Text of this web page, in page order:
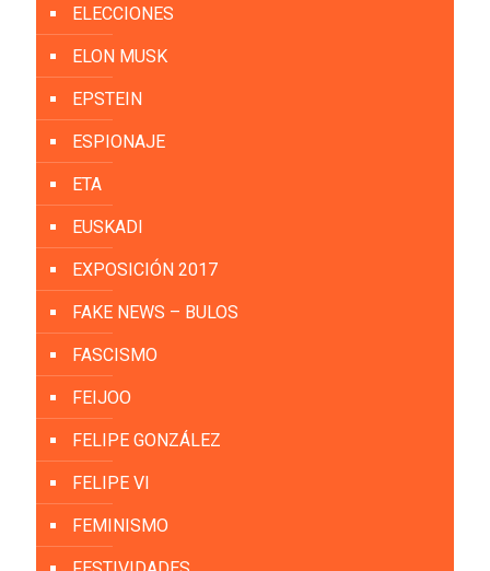
ELECCIONES
ELON MUSK
EPSTEIN
ESPIONAJE
ETA
EUSKADI
EXPOSICIÓN 2017
FAKE NEWS – BULOS
FASCISMO
FEIJOO
FELIPE GONZÁLEZ
FELIPE VI
FEMINISMO